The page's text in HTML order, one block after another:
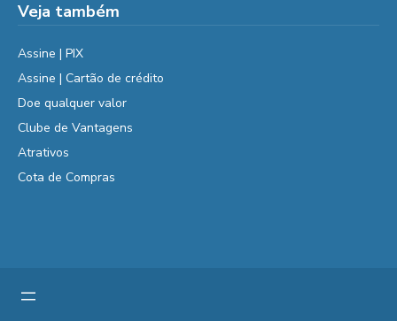
Veja também
Assine | PIX
Assine | Cartão de crédito
Doe qualquer valor
Clube de Vantagens
Atrativos
Cota de Compras